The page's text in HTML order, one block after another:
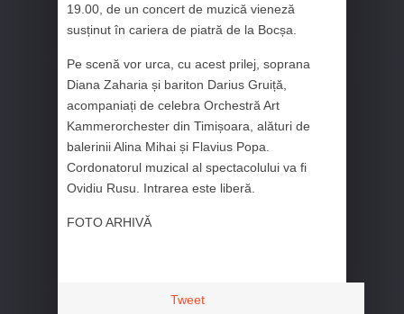
19.00, de un concert de muzică vieneză
susținut în cariera de piatră de la Bocșa.
Pe scenă vor urca, cu acest prilej, soprana
Diana Zaharia și bariton Darius Gruiță,
acompaniați de celebra Orchestră Art
Kammerorchester din Timișoara, alături de
balerinii Alina Mihai și Flavius Popa.
Cordonatorul muzical al spectacolului va fi
Ovidiu Rusu. Intrarea este liberă.
FOTO ARHIVĂ
Tweet